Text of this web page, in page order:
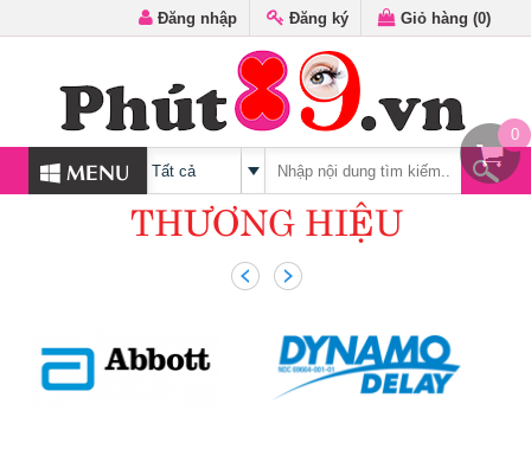
0
Đăng nhập Đăng ký Giỏ hàng (0)
MENU
THƯƠNG HIỆU